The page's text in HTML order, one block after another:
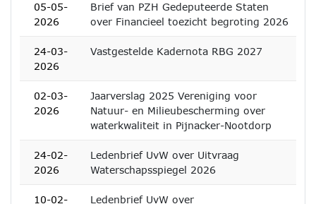
05-05-
2026
Brief van PZH Gedeputeerde Staten
over Financieel toezicht begroting 2026
24-03-
2026
Vastgestelde Kadernota RBG 2027
02-03-
2026
Jaarverslag 2025 Vereniging voor
Natuur- en Milieubescherming over
waterkwaliteit in Pijnacker-Nootdorp
24-02-
2026
Ledenbrief UvW over Uitvraag
Waterschapsspiegel 2026
10-02- Ledenbrief UvW over